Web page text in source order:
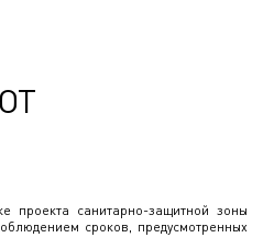
проекта санитарно-защитной зоны
сроков, предусмотренных